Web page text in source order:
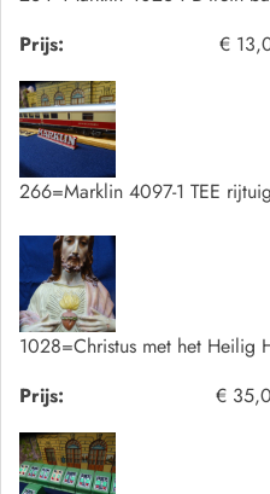
Prijs:
€
266=Marklin 4097-1 TEE
1028=Christus met het Heilig
Prijs:
€